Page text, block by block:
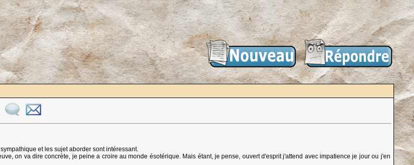
et les sujet aborder sont intéressant.
on va dire concrète, je peine a croire au monde ésotérique. Mais étant, je pense, ouvert d'esprit j'attend avec impatience je jour ou j'en